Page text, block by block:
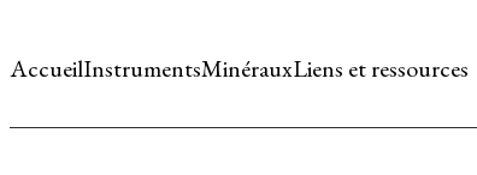
AccueilInstrumentsMinérauxLiens et ressources